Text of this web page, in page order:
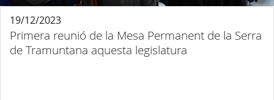
Primera reunió de la Mesa Permanent de la Serra
de Tramuntana aquesta legislatura
19/12/2023